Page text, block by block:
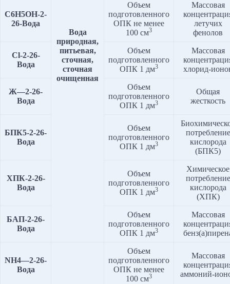
Вода
природная,
питьевая,
сточная,
сточная
очищенная
С6Н5ОН-2-
26-Вода
Объем
подготовленного
ОПК не менее
100 см3
Массовая
летучих
фенолов
Cl-2-26-
Вода
Объем
подготовленного
ОПК 1 дм3
Массовая
хлорид-
Ж—2-26-
Вода
Объем
подготовленного
ОПК 1 дм3
Общая
жесткость
БПК5-2-26-
Вода
Объем
подготовленного
ОПК 1 дм3
потребление
кислорода
(БПК5)
ХПК-2-26-
Вода
Объем
подготовленного
ОПК 1 дм3
Химическое
потребление
кислорода
(ХПК)
БАП-2-26-
Вода
Объем
подготовленного
ОПК 1 дм3
Массовая
NH4—2-26-
Вода
Объем
подготовленного
ОПК не менее
100 см3
Массовая
аммоний-